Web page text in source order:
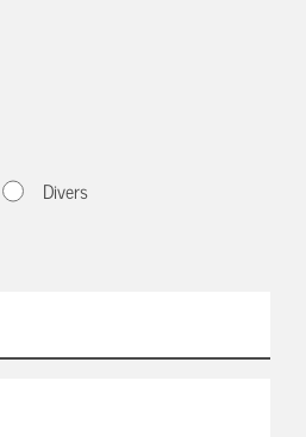
Divers